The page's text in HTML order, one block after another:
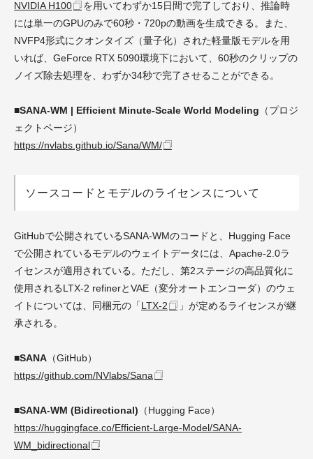
NVIDIA H100
を用いてわずか15日間で完了しており、推論時
には単一のGPUのみで60秒・720pの動画を生成できる。また、
NVFP4形式にクオンタイズ（量子化）された軽量版モデルを用
いれば、GeForce RTX 5090環境下において、60秒のクリップの
ノイズ除去処理を、わずか34秒で完了させることができる。
■SANA-WM | Efficient Minute-Scale World Modeling （プロジ
ェクトページ）
https://nvlabs.github.io/Sana/WM/
ソースコードとモデルのライセンスについて
GitHubで公開されているSANA-WMのコードと、Hugging Face
で公開されているモデルのウェイトデータには、Apache-2.0ラ
イセンスが適用されている。ただし、第2ステージの高品質化に
使用されるLTX-2 refinerとVAE（変分オートエンコーダ）のウェ
イトについては、同梱元の「LTX-2
」が定めるライセンスが継
承される。
■SANA （GitHub）
https://github.com/NVlabs/Sana
■SANA-WM (Bidirectional) （Hugging Face）
https://huggingface.co/Efficient-Large-Model/SANA-
WM_bidirectional